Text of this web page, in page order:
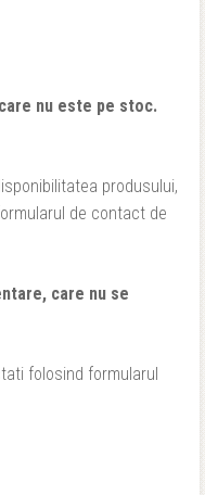
nu este pe stoc.
produsului,
de contact de
care nu se
folosind formularul